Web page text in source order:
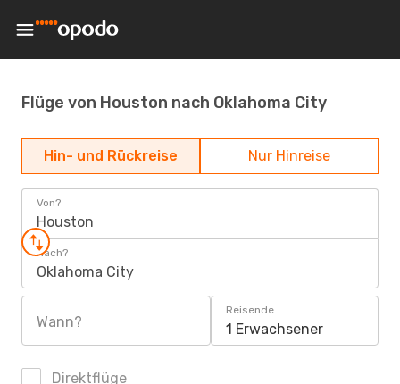
Flüge von Houston nach Oklahoma City
Hin- und Rückreise Nur Hinreise
Von?
Houston
Nach?
Oklahoma City
Wann?
Reisende
1 Erwachsener
Direktflüge